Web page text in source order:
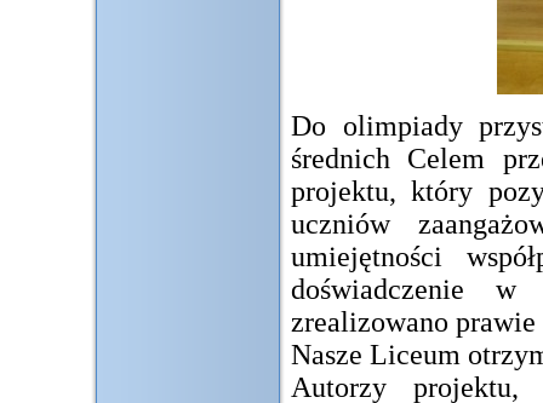
Do olimpiady
średnich Celem
projektu, który
uczniów
umiejętności
doświadczenie w
zrealizowano
Nasze Liceum
Autorzy projektu,